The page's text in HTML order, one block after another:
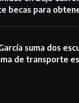
becas para
suma dos
de transporte